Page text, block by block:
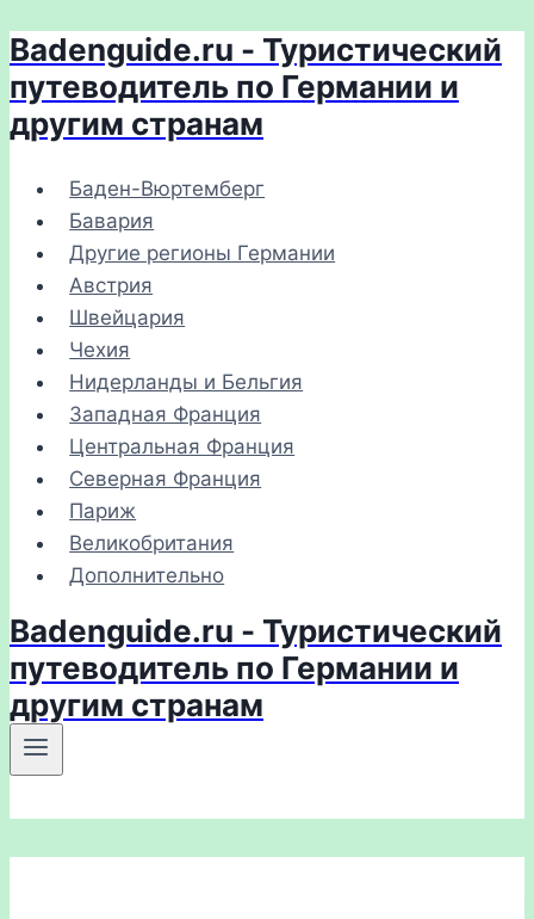
Перейти
к
содержимому
Badenguide.ru - Туристический
путеводитель по Германии и
другим странам
Баден-Вюртемберг
Бавария
Другие регионы Германии
Австрия
Швейцария
Чехия
Нидерланды и Бельгия
Западная Франция
Центральная Франция
Северная Франция
Париж
Великобритания
Дополнительно
Badenguide.ru - Туристический
путеводитель по Германии и
другим странам